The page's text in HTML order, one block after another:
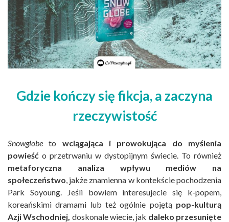
Gdzie kończy się fikcja, a zaczyna
rzeczywistość
Snowglobe to wciągająca i prowokująca do myślenia
powieść o przetrwaniu w dystopijnym świecie. To również
metaforyczna analiza wpływu mediów na
społeczeństwo , jakże znamienna w kontekście pochodzenia
Park Soyoung. Jeśli bowiem interesujecie się k-popem,
koreańskimi dramami lub też ogólnie pojętą pop-kulturą
Azji Wschodniej, doskonale wiecie, jak daleko przesunięte